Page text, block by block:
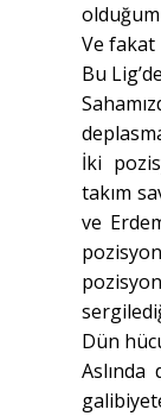
Ve fakat
Bu
İki
takım
ve
Dün